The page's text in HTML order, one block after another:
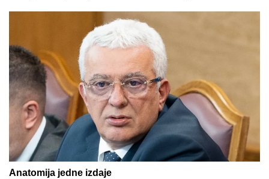
Anatomija jedne izdaje